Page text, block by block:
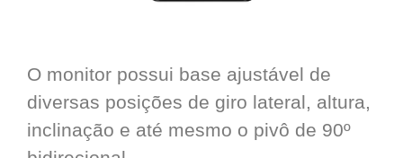
O monitor possui base ajustável de
diversas posições de giro lateral, altura,
inclinação e até mesmo o pivô de 90º